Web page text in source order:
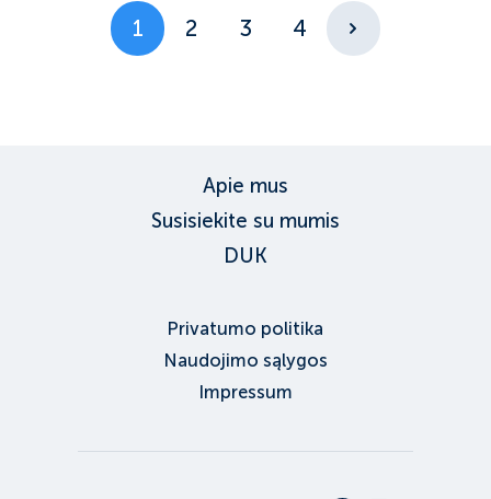
1 2 3 4
Apie mus
Susisiekite su mumis
DUK
Privatumo politika
Naudojimo sąlygos
Impressum